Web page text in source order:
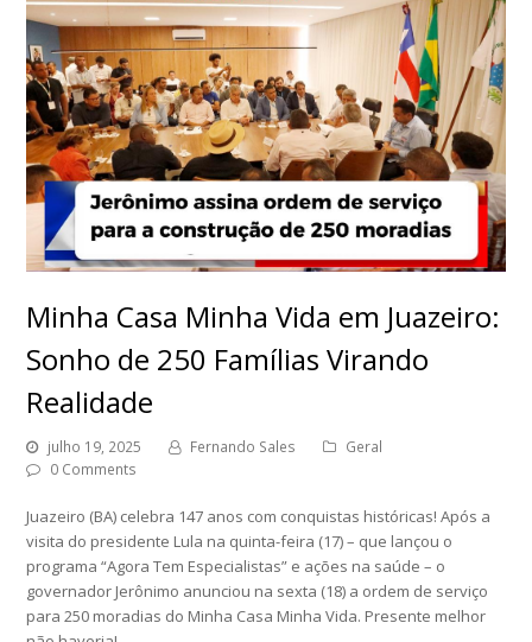
Minha Casa Minha Vida em Juazeiro:
Sonho de 250 Famílias Virando
Realidade
julho 19, 2025 Fernando Sales
Geral
0 Comments
Juazeiro (BA) celebra 147 anos com conquistas históricas! Após a
visita do presidente Lula na quinta-feira (17) – que lançou o
programa “Agora Tem Especialistas” e ações na saúde – o
governador Jerônimo anunciou na sexta (18) a ordem de serviço
para 250 moradias do Minha Casa Minha Vida. Presente melhor